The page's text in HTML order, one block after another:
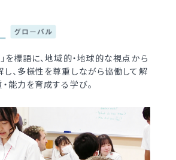
ル等
クル
ダー
き文書
クール
部
を標語に、地域的・地球的な視点から
、多様性を尊重しながら協働して解
能力を育成する学び。